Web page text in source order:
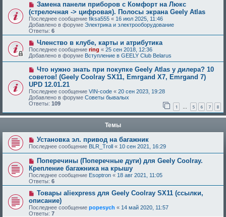
Замена панели приборов с Комфорт на Люкс
(стрелочная -> цифровая). Полосы экрана Geely Atlas
Последнее сообщение fiksa555 « 16 июл 2025, 11:46
Добавлено в форуме Электрика и электрооборудование
Ответы: 6
Членство в клубе, карты и атрибутика
Последнее сообщение ring « 25 сен 2018, 12:36
Добавлено в форуме Вступление в GEELY Club Belarus
Что нужно знать при покупке Geely Atlas у дилера? 10
советов! (Geely Coolray SX11, Emrgand X7, Emrgand 7)
UPD 12.01.21
Последнее сообщение VIN-code « 20 сен 2023, 19:28
Добавлено в форуме Советы бывалых
Ответы: 109 1 … 5 6 7 8
Темы
Установка эл. привод на багажник
Последнее сообщение BLR_Troll « 10 сен 2021, 16:29
Поперечины (Поперечные дуги) для Geely Coolray.
Крепление багажника на крышу
Последнее сообщение Esoptron « 18 авг 2021, 11:05
Ответы: 6
Товары aliexpress для Geely Coolray SX11 (ссылки,
описание)
Последнее сообщение popesych « 14 май 2020, 11:57
Ответы: 7